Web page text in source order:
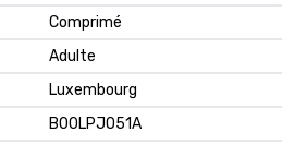
‎Comprimé
‎Adulte
‎Luxembourg
B00LPJO51A